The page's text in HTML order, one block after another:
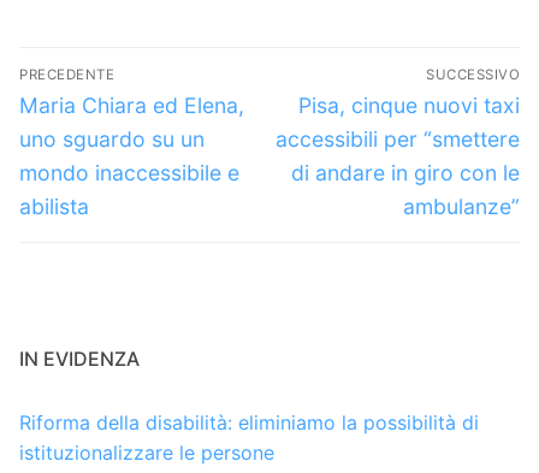
Navigazione
articoli
PRECEDENTE
Articolo
precedente:
Maria Chiara ed Elena,
uno sguardo su un
mondo inaccessibile e
abilista
SUCCESSIVO
Articolo
successivo:
Pisa, cinque nuovi taxi
accessibili per “smettere
di andare in giro con le
ambulanze”
IN EVIDENZA
Riforma della disabilità: eliminiamo la possibilità di
istituzionalizzare le persone